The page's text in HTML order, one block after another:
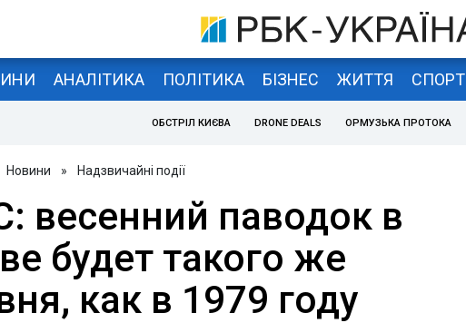
АНАЛІТИКА ПОЛІТИКА БІЗНЕС ЖИТТЯ СПОРТ
ОБСТРІЛ КИЄВА DRONE DEALS ОРМУЗЬКА ПРОТОКА
Новини » Надзвичайні події
весенний паводок в
будет такого же
как в 1979 году